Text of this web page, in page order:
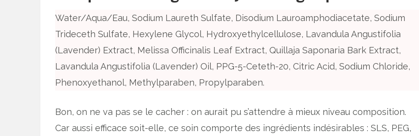
Water/Aqua/Eau, Sodium Laureth Sulfate, Disodium Lauroamphodiacetate, Sodium
Trideceth Sulfate, Hexylene Glycol, Hydroxyethylcellulose, Lavandula Angustifolia
(Lavender) Extract, Melissa Officinalis Leaf Extract, Quillaja Saponaria Bark Extract,
Lavandula Angustifolia (Lavender) Oil, PPG-5-Ceteth-20, Citric Acid, Sodium Chloride,
Phenoxyethanol, Methylparaben, Propylparaben.
Bon, on ne va pas se le cacher : on aurait pu s’attendre à mieux niveau composition.
Car aussi efficace soit-elle, ce soin comporte des ingrédients indésirables : SLS, PEG,